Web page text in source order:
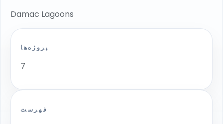
Damac Lagoons
پروژه‌ها
7
فهرست